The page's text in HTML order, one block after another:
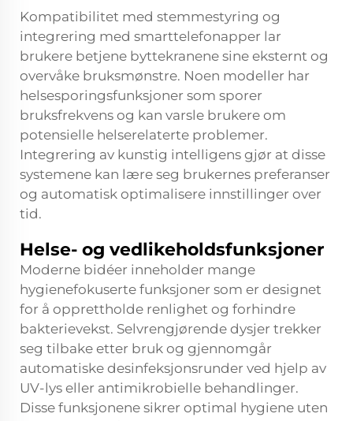
Kompatibilitet med stemmestyring og
integrering med smarttelefonapper lar
brukere betjene byttekranene sine eksternt og
overvåke bruksmønstre. Noen modeller har
helsesporingsfunksjoner som sporer
bruksfrekvens og kan varsle brukere om
potensielle helserelaterte problemer.
Integrering av kunstig intelligens gjør at disse
systemene kan lære seg brukernes preferanser
og automatisk optimalisere innstillinger over
tid.
Helse- og vedlikeholdsfunksjoner
Moderne bidéer inneholder mange
hygienefokuserte funksjoner som er designet
for å opprettholde renlighet og forhindre
bakterievekst. Selvrengjørende dysjer trekker
seg tilbake etter bruk og gjennomgår
automatiske desinfeksjonsrunder ved hjelp av
UV-lys eller antimikrobielle behandlinger.
Disse funksjonene sikrer optimal hygiene uten